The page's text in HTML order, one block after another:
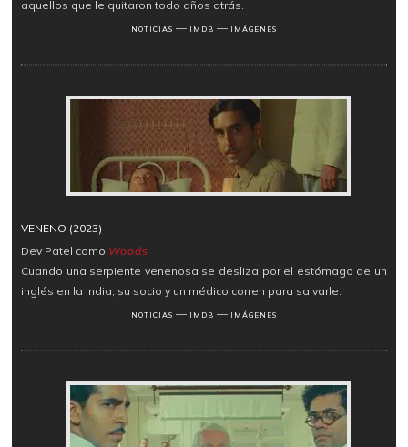
aquellos que le quitaron todo años atrás.
NOTICIAS ― IMDB ― IMÁGENES
VENENO (2023)
Dev Patel como Woods
Cuando una serpiente venenosa se desliza por el estómago de un
inglés en la India, su socio y un médico corren para salvarle.
NOTICIAS ― IMDB ― IMÁGENES